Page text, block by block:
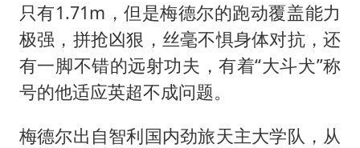
把党建设得更加坚强有力
奋进开新局 实干挑大梁
只有1.71m，但是梅德尔的跑动覆盖能力
极强，拼抢凶狠，丝毫不惧身体对抗，还
有一脚不错的远射功夫，有着“大斗犬”称
号的他适应英超不成问题。
梅德尔出自智利国内劲旅天主大学队，从